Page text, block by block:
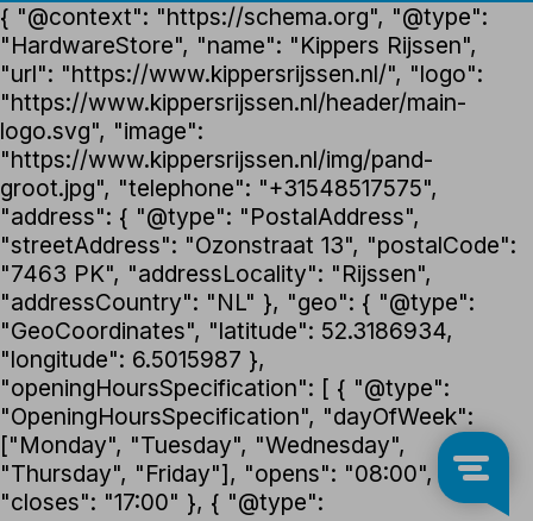
{ "@context": "https://schema.org", "@type":
"HardwareStore", "name": "Kippers Rijssen",
"url": "https://www.kippersrijssen.nl/", "logo":
"https://www.kippersrijssen.nl/header/main-
logo.svg", "image":
"https://www.kippersrijssen.nl/img/pand-
groot.jpg", "telephone": "+31548517575",
"address": { "@type": "PostalAddress",
"streetAddress": "Ozonstraat 13", "postalCode":
"7463 PK", "addressLocality": "Rijssen",
"addressCountry": "NL" }, "geo": { "@type":
"GeoCoordinates", "latitude": 52.3186934,
"longitude": 6.5015987 },
"openingHoursSpecification": [ { "@type":
"OpeningHoursSpecification", "dayOfWeek":
["Monday", "Tuesday", "Wednesday",
"Thursday", "Friday"], "opens": "08:00",
"closes": "17:00" }, { "@type":